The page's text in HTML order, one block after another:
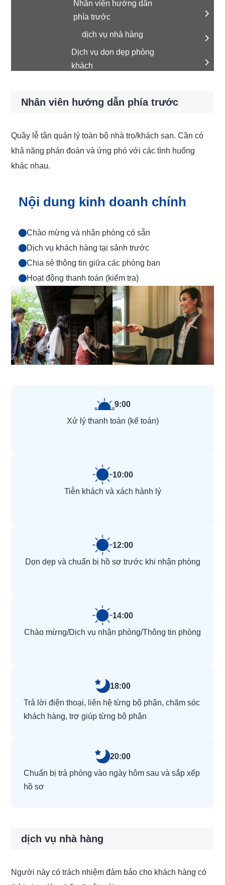
Nhân viên hướng dẫn
phía trước
dịch vụ nhà hàng
Dịch vụ dọn dẹp phòng
khách
Nhân viên hướng dẫn phía trước
Quầy lễ tân quản lý toàn bộ nhà trọ/khách sạn. Cần có
khả năng phán đoán và ứng phó với các tình huống
khác nhau.
Nội dung kinh doanh chính
Chào mừng và nhận phòng có sẵn
Dịch vụ khách hàng tại sảnh trước
Chia sẻ thông tin giữa các phòng ban
Hoạt động thanh toán (kiểm tra)
9:00
Xử lý thanh toán (kế toán)
10:00
Tiễn khách và xách hành lý
12:00
Dọn dẹp và chuẩn bị hồ sơ trước khi nhận phòng
14:00
Chào mừng/Dịch vụ nhận phòng/Thông tin phòng
18:00
Trả lời điện thoại, liên hệ từng bộ phận, chăm sóc
khách hàng, trợ giúp từng bộ phận
20:00
Chuẩn bị trả phòng vào ngày hôm sau và sắp xếp
hồ sơ
dịch vụ nhà hàng
Người này có trách nhiệm đảm bảo cho khách hàng có